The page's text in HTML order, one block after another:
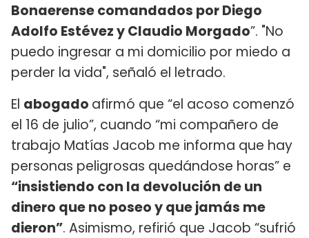
Bonaerense comandados por Diego
Adolfo Estévez y Claudio Morgado”. "No
puedo ingresar a mi domicilio por miedo a
perder la vida", señaló el letrado.
El abogado afirmó que “el acoso comenzó
el 16 de julio”, cuando “mi compañero de
trabajo Matías Jacob me informa que hay
personas peligrosas quedándose horas” e
“insistiendo con la devolución de un
dinero que no poseo y que jamás me
dieron”. Asimismo, refirió que Jacob “sufrió